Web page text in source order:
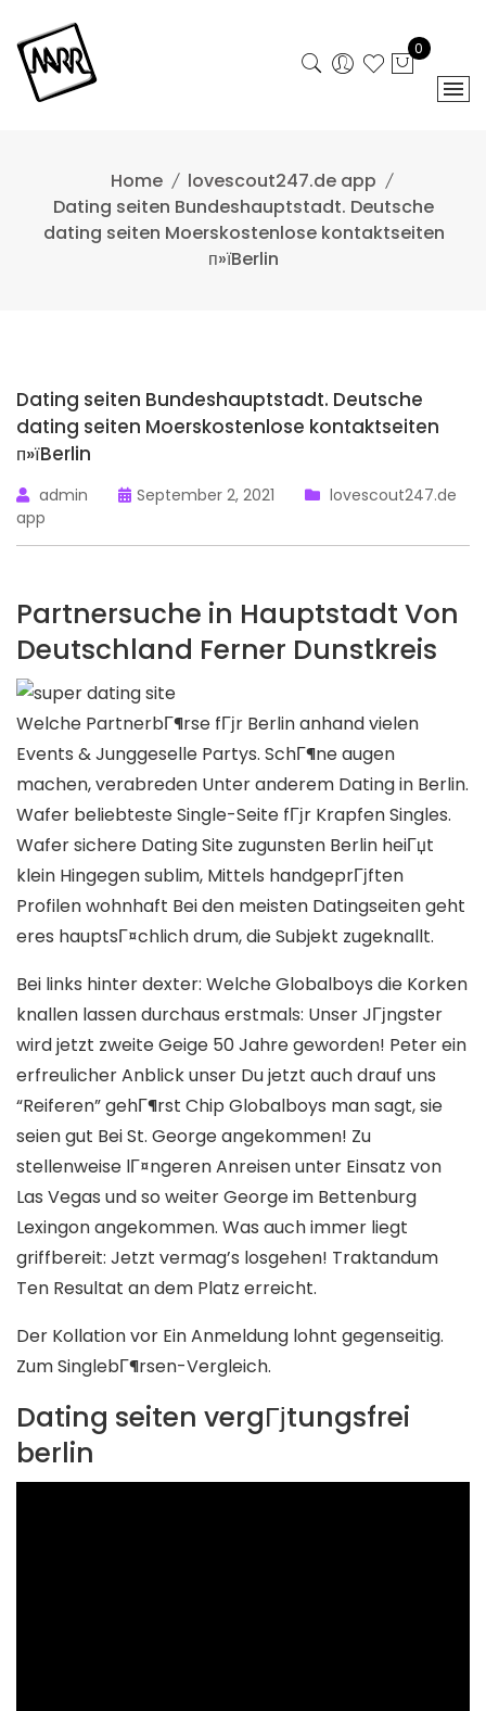
content
0
Home
lovescout247.de app
Dating seiten Bundeshauptstadt. Deutsche
dating seiten Moerskostenlose kontaktseiten
п»їBerlin
Dating seiten Bundeshauptstadt. Deutsche
dating seiten Moerskostenlose kontaktseiten
п»їBerlin
admin September 2, 2021
lovescout247.de
app
Partnersuche in Hauptstadt Von
Deutschland Ferner Dunstkreis
Welche PartnerbГ¶rse fГјr Berlin anhand vielen
Events & Junggeselle Partys. SchГ¶ne augen
machen, verabreden Unter anderem Dating in Berlin.
Wafer beliebteste Single-Seite fГјr Krapfen Singles.
Wafer sichere Dating Site zugunsten Berlin heiГџt
klein Hingegen sublim, Mittels handgeprГјften
Profilen wohnhaft Bei den meisten Datingseiten geht
eres hauptsГ¤chlich drum, die Subjekt zugeknallt.
Bei links hinter dexter: Welche Globalboys die Korken
knallen lassen durchaus erstmals: Unser JГјngster
wird jetzt zweite Geige 50 Jahre geworden! Peter ein
erfreulicher Anblick unser Du jetzt auch drauf uns
“Reiferen” gehГ¶rst Chip Globalboys man sagt, sie
seien gut Bei St. George angekommen! Zu
stellenweise lГ¤ngeren Anreisen unter Einsatz von
Las Vegas und so weiter George im Bettenburg
Lexingon angekommen. Was auch immer liegt
griffbereit: Jetzt vermag’s losgehen! Traktandum
Ten Resultat an dem Platz erreicht.
Der Kollation vor Ein Anmeldung lohnt gegenseitig.
Zum SinglebГ¶rsen-Vergleich.
Dating seiten vergГјtungsfrei
berlin